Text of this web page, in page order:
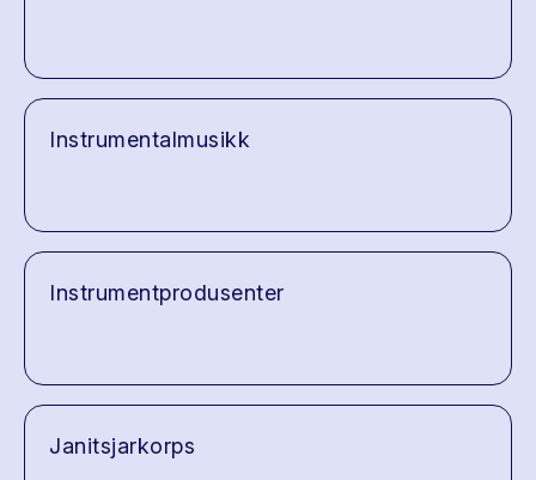
Instrumentalmusikk
Instrumentprodusenter
Janitsjarkorps